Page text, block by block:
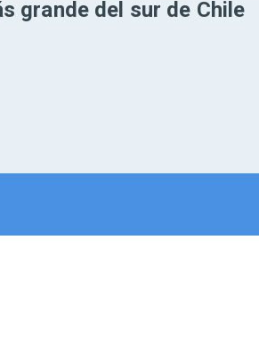
grande del sur de Chile